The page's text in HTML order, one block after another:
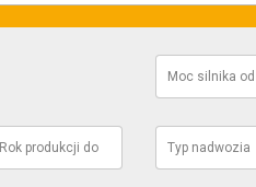
Moc silnika od
Rok produkcji do Typ nadwozia